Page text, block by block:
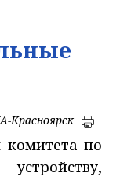
Красноярск
комитета по